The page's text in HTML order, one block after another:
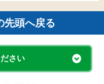
先頭へ戻る
さい